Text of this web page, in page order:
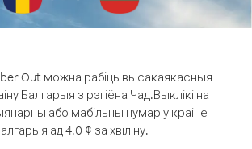
Out можна рабіць высакаякасныя
Балгарыя з рэгіёна Чад.Выклікі на
або мабільны нумар у краіне
ад 4.0 ¢ за хвіліну.